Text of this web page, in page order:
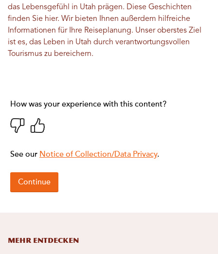
das Lebensgefühl in Utah prägen. Diese Geschichten
finden Sie hier. Wir bieten Ihnen außerdem hilfreiche
Informationen für Ihre Reiseplanung. Unser oberstes Ziel
ist es, das Leben in Utah durch verantwortungsvollen
Tourismus zu bereichern.
Mehr entdecken